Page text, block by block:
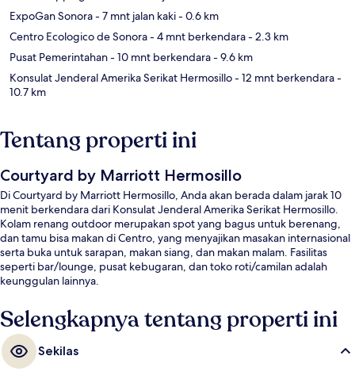
ExpoGan Sonora- 7 mnt jalan kaki- 0.6 km
Centro Ecologico de Sonora- 4 mnt berkendara- 2.3 km
Pusat Pemerintahan- 10 mnt berkendara- 9.6 km
Konsulat Jenderal Amerika Serikat Hermosillo- 12 mnt berkendara-
10.7 km
Tentang properti ini
Courtyard by Marriott Hermosillo
Di Courtyard by Marriott Hermosillo, Anda akan berada dalam jarak 10
menit berkendara dari Konsulat Jenderal Amerika Serikat Hermosillo.
Kolam renang outdoor merupakan spot yang bagus untuk berenang,
dan tamu bisa makan di Centro, yang menyajikan masakan internasional
serta buka untuk sarapan, makan siang, dan makan malam. Fasilitas
seperti bar/lounge, pusat kebugaran, dan toko roti/camilan adalah
keunggulan lainnya.
Selengkapnya tentang properti ini
Sekilas